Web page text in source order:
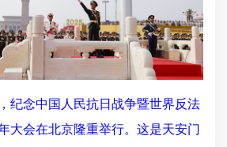
纪念中国人民抗日战争暨世界反法
大会在北京隆重举行。这是天安门